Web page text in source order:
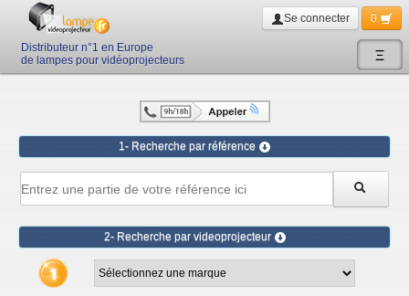
Ξ
Distributeur n°1 en Europe
de lampes pour vidéoprojecteurs
Se connecter 0
1- Recherche par référence
2- Recherche par videoprojecteur